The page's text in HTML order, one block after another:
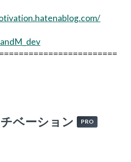
ベーション PRO